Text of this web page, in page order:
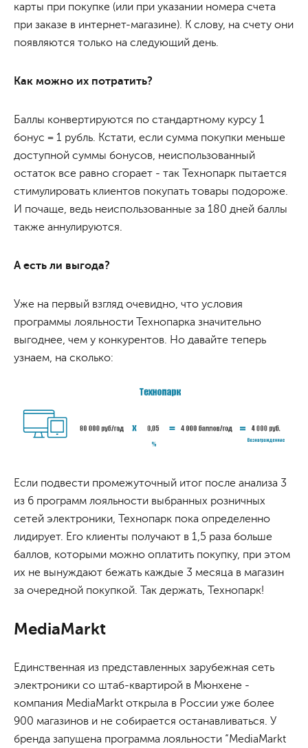
карты при покупке (или при указании номера счета
при заказе в интернет-магазине). К слову, на счету они
появляются только на следующий день.
Как можно их потратить?
Баллы конвертируются по стандартному курсу 1
бонус = 1 рубль. Кстати, если сумма покупки меньше
доступной суммы бонусов, неиспользованный
остаток все равно сгорает - так Технопарк пытается
стимулировать клиентов покупать товары подороже.
И почаще, ведь неиспользованные за 180 дней баллы
также аннулируются.
А есть ли выгода?
Уже на первый взгляд очевидно, что условия
программы лояльности Технопарка значительно
выгоднее, чем у конкурентов. Но давайте теперь
узнаем, на сколько:
Если подвести промежуточный итог после анализа 3
из 6 программ лояльности выбранных розничных
сетей электроники, Технопарк пока определенно
лидирует. Его клиенты получают в 1,5 раза больше
баллов, которыми можно оплатить покупку, при этом
их не вынуждают бежать каждые 3 месяца в магазин
за очередной покупкой. Так держать, Технопарк!
MediaMarkt
Единственная из представленных зарубежная сеть
электроники со штаб-квартирой в Мюнхене -
компания MediaMarkt открыла в России уже более
900 магазинов и не собирается останавливаться. У
бренда запущена программа лояльности “MediaMarkt